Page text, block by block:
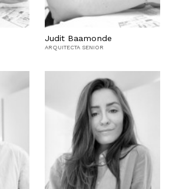
Judit Baamonde
ARQUITECTA SENIOR